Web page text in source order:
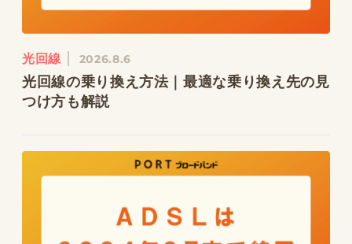
光回線 2026.8.6
光回線の乗り換え方法｜最適な乗り換え先の見
つけ方も解説